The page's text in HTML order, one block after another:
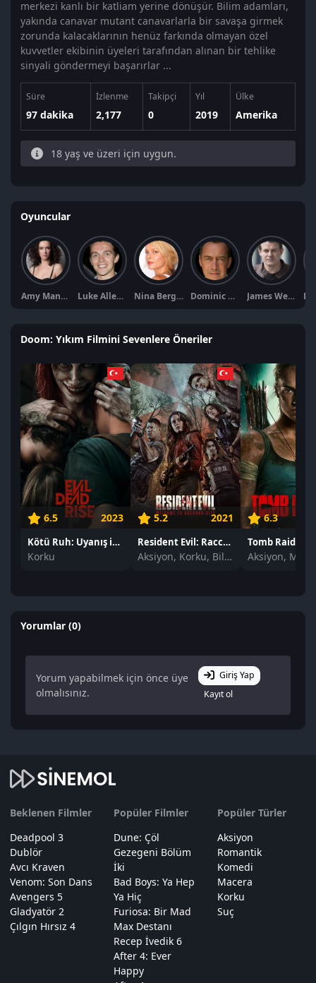
merkezi kanlı bir katliam yerine dönüşür. Bilim adamları,
yakında canavar mutant canavarlarla bir savaşa girmek
zorunda kalacaklarının henüz farkında olmayan özel
kuvvetler ekibinin üyeleri tarafından alınan bir tehlike
sinyali göndermeyi başarırlar ...
Süre
97 dakika
İzlenme
2,177
Takipçi
0
Yıl
2019
Ülke
Amerika
18 yaş ve üzeri için uygun.
Oyuncular
Amy Manson Luke Allen-Gale Nina Bergman Dominic Mafham James Weber Brown
Doom: Yıkım Filmini Sevenlere Öneriler
6.5 2023
Kötü Ruh: Uyanış izle
Korku
5.2 2021
Resident Evil: Raccoon Şehri izle
Aksiyon, Korku, Bilim Kurgu
6.3
Tomb Raider
Yorumlar (0)
Yorum yapabilmek için önce üye
olmalısınız.
Giriş Yap
Kayıt ol
Beklenen Filmler
Deadpool 3
Dublör
Avcı Kraven
Venom: Son Dans
Avengers 5
Gladyatör 2
Çılgın Hırsız 4
Popüler Filmler
Dune: Çöl
Gezegeni Bölüm
İki
Bad Boys: Ya Hep
Ya Hiç
Furiosa: Bir Mad
Max Destanı
Recep İvedik 6
After 4: Ever
Happy
Popüler Türler
Aksiyon
Romantik
Komedi
Macera
Korku
Suç